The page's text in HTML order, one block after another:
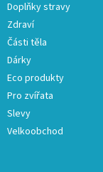
Doplňky stravy
Zdraví
Části těla
Dárky
Eco produkty
Pro zvířata
Slevy
Velkoobchod